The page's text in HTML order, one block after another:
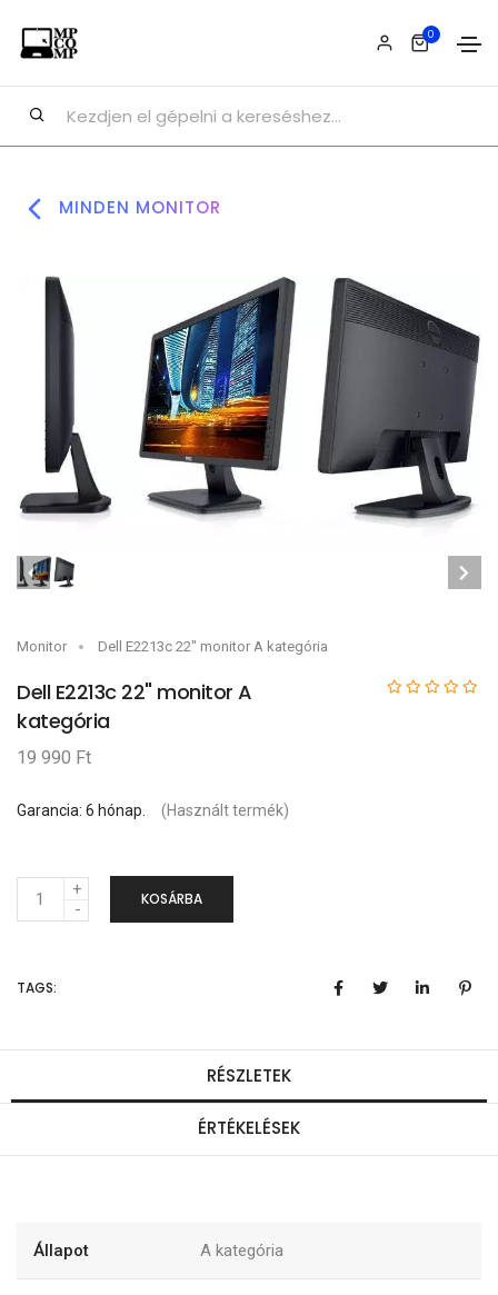
0
MINDEN MONITOR
Monitor Dell E2213c 22" monitor A kategória
Dell E2213c 22" monitor A
kategória
19 990 Ft
Garancia: 6 hónap. (Használt termék)
e
n
g
KOSÁRBA
TAGS:
RÉSZLETEK
ÉRTÉKELÉSEK
Állapot A kategória